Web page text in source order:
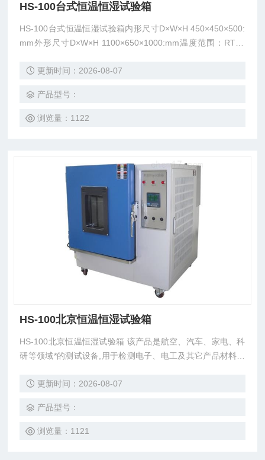
HS-100台式恒温恒湿试验箱
HS-100台式恒温恒湿试验箱内形尺寸D×W×H 450×450×500:
mm外形尺寸D×W×H 1100×650×1000:mm温度范围：RT+1
更新时间：2026-08-07
产品型号：
浏览量：1122
HS-100北京恒温恒湿试验箱
HS-100北京恒温恒湿试验箱 该产品是航空、汽车、家电、科
研等领域*的测试设备,用于检测电子、电工及其它产品材料进
更新时间：2026-08-07
产品型号：
浏览量：1121